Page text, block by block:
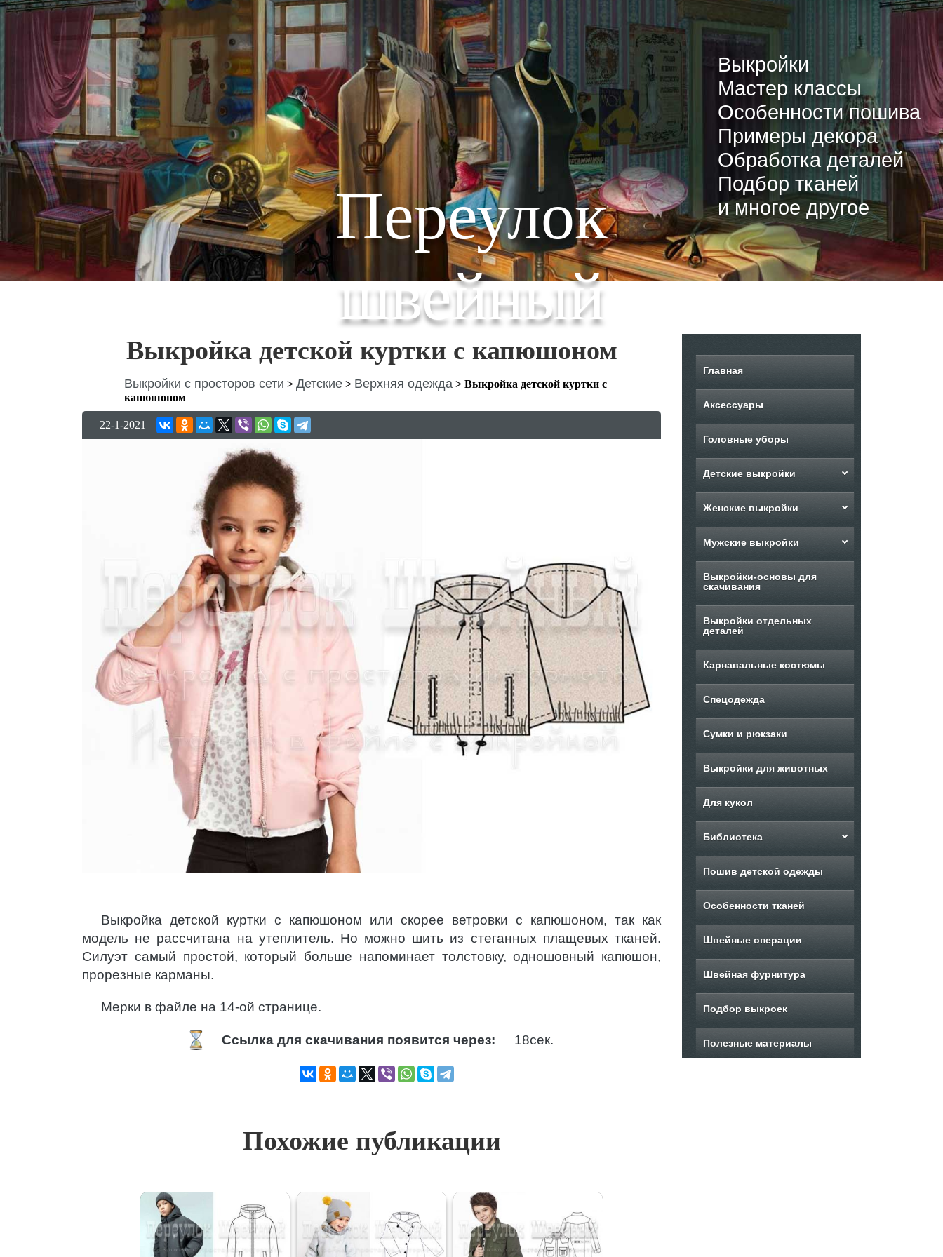
Переулок
швейный
Выкройки
Мастер классы
Особенности пошива
Примеры декора
Обработка деталей
Подбор тканей
и многое другое
Выкройка детской куртки с капюшоном
Выкройки с просторов сети > Детские > Верхняя одежда > Выкройка детской куртки с
капюшоном
22-1-2021
Выкройка детской куртки с капюшоном или скорее ветровки с капюшоном, так как
модель не рассчитана на утеплитель. Но можно шить из стеганных плащевых тканей.
Силуэт самый простой, который больше напоминает толстовку, одношовный капюшон,
прорезные карманы.
Мерки в файле на 14-ой странице.
Ссылка для скачивания появится через: 17сек.
Похожие публикации
Главная
Аксессуары
Головные уборы
Детские выкройки
Женские выкройки
Мужские выкройки
Выкройки-основы для
скачивания
Выкройки отдельных
деталей
Карнавальные костюмы
Спецодежда
Сумки и рюкзаки
Выкройки для животных
Для кукол
Библиотека
Пошив детской одежды
Особенности тканей
Швейные операции
Швейная фурнитура
Подбор выкроек
Полезные материалы